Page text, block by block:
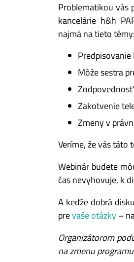
Problematikou vás
kancelárie h&h
najmä na tieto témy:
Môže sestra
Zakotvenie
Zmeny v
Veríme, že vás táto
Webinár budete
čas nevyhovuje, k
A keďže dobrá
prevaše otázky–
Organizátorom
na zmenu